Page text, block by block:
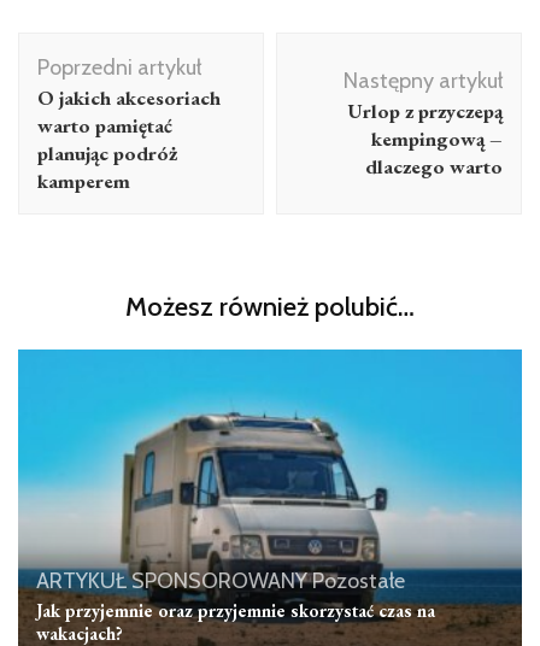
Nawigacja
wpisu
Poprzedni artykuł
O jakich akcesoriach
warto pamiętać
planując podróż
kamperem
Następny artykuł
Urlop z przyczepą
kempingową –
dlaczego warto
Możesz również polubić…
ARTYKUŁ SPONSOROWANYPozostałe
Jak przyjemnie oraz przyjemnie skorzystać czas na
wakacjach?